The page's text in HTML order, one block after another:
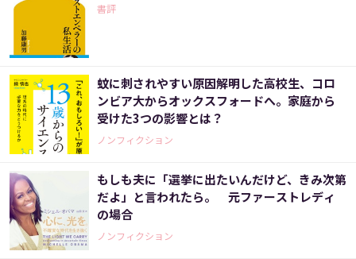
書評
蚊に刺されやすい原因解明した高校生、コロ
ンビア大からオックスフォードへ。家庭から
受けた3つの影響とは？
ノンフィクション
もしも夫に「選挙に出たいんだけど、きみ次第
だよ」と言われたら。 元ファーストレディ
の場合
ノンフィクション